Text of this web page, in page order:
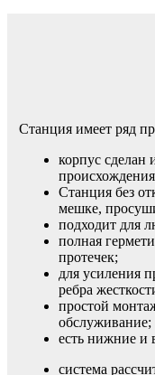
Станция имеет ряд
корпус сделан
Станция без
мешке,
подходит для
полная
протечек;
для усиления
ребра
простой
обслуживание;
есть нижние и
система